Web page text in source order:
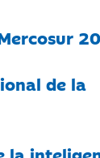
de la